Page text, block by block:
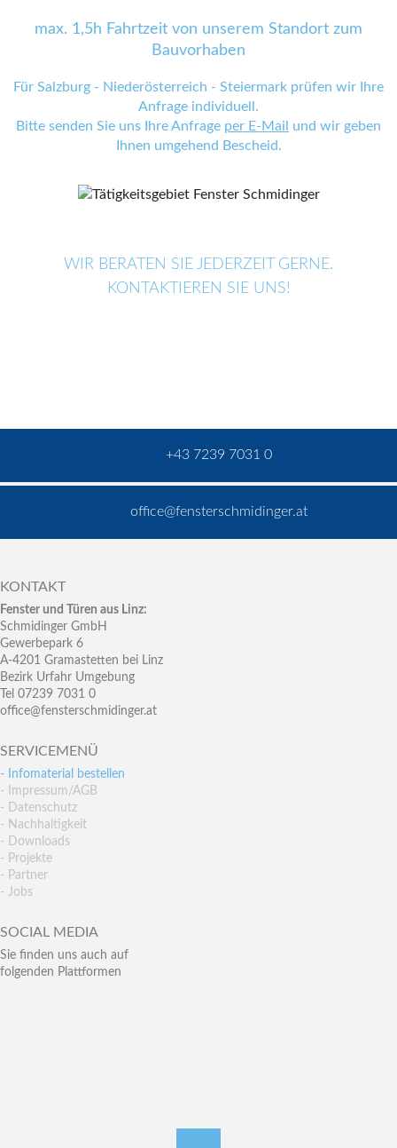
max. 1,5h Fahrtzeit von unserem Standort zum
Bauvorhaben
Für Salzburg - Niederösterreich - Steiermark prüfen wir Ihre
Anfrage individuell.
Bitte senden Sie uns Ihre Anfrage per E-Mail
und wir geben
Ihnen umgehend Bescheid.
WIR BERATEN SIE JEDERZEIT GERNE.
KONTAKTIEREN SIE UNS!
+43 7239 7031 0
office@fensterschmidinger.at
KONTAKT
Fenster und Türen aus Linz:
Schmidinger GmbH
Gewerbepark 6
A-4201 Gramastetten bei Linz
Bezirk Urfahr Umgebung
Tel 07239 7031 0
office@fensterschmidinger.at
SERVICEMENÜ
- Infomaterial bestellen
- Impressum/AGB
- Datenschutz
- Nachhaltigkeit
- Downloads
- Projekte
- Partner
- Jobs
SOCIAL MEDIA
Sie finden uns auch auf
folgenden Plattformen